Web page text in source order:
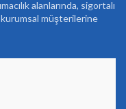
alanlarında, sigortalı
müşterilerine